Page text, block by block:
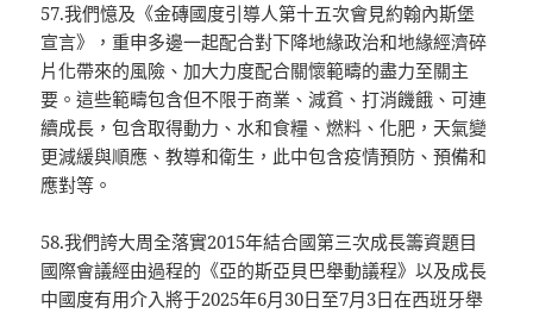
57.我們憶及《金磚國度引導人第十五次會見約翰內斯堡
宣言》，重申多邊一起配合對下降地緣政治和地緣經濟碎
片化帶來的風險、加大力度配合關懷範疇的盡力至關主
要。這些範疇包含但不限于商業、減貧、打消饑餓、可連
續成長，包含取得動力、水和食糧、燃料、化肥，天氣變
更減緩與順應、教導和衛生，此中包含疫情預防、預備和
應對等。
58.我們誇大周全落實2015年結合國第三次成長籌資題目
國際會議經由過程的《亞的斯亞貝巴舉動議程》以及成長
中國度有用介入將于2025年6月30日至7月3日在西班牙舉